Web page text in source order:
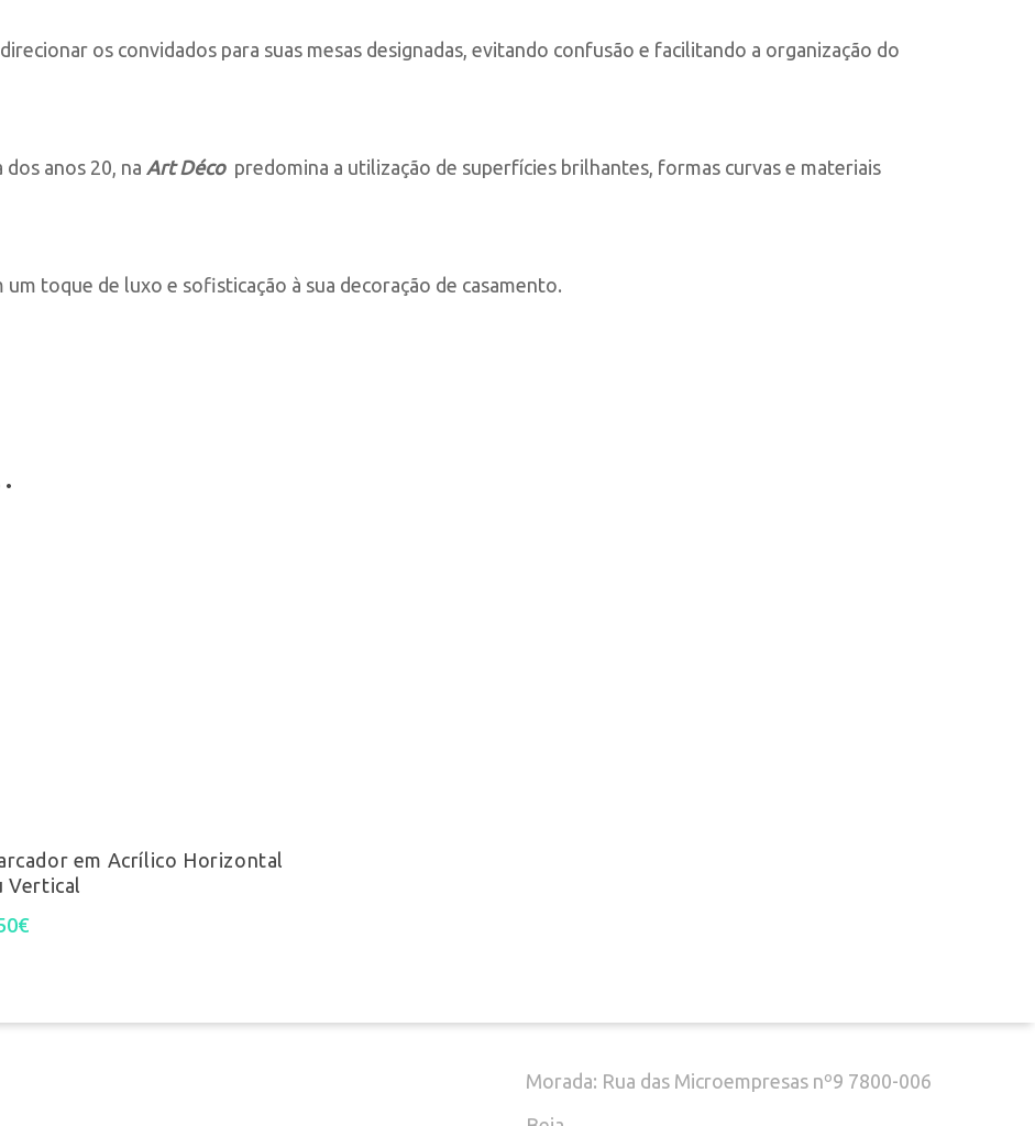
os convidados para suas mesas designadas, evitando confusão e facilitando a organização do
anos 20, na Art Décopredomina a utilização de superfícies brilhantes, formas curvas e materiais
um toque de luxo e sofisticação à sua decoração de casamento.
Select Options
em Acrílico Horizontal
Vertical
€
Morada: Rua das Microempresas nº9 7800-006